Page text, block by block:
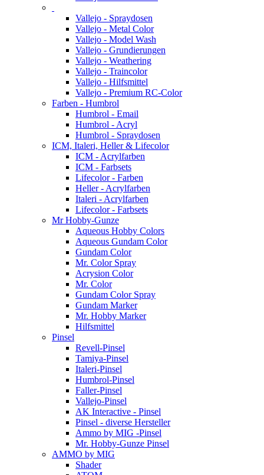
Vallejo - Spraydosen
Vallejo - Metal Color
Vallejo - Model Wash
Vallejo - Grundierungen
Vallejo - Weathering
Vallejo - Traincolor
Vallejo - Hilfsmittel
Vallejo - Premium RC-Color
Farben - Humbrol
Humbrol - Email
Humbrol - Acryl
Humbrol - Spraydosen
ICM, Italeri, Heller & Lifecolor
ICM - Acrylfarben
ICM - Farbsets
Lifecolor - Farben
Heller - Acrylfarben
Italeri - Acrylfarben
Lifecolor - Farbsets
Mr Hobby-Gunze
Aqueous Hobby Colors
Aqueous Gundam Color
Gundam Color
Mr. Color Spray
Acrysion Color
Mr. Color
Gundam Color Spray
Gundam Marker
Mr. Hobby Marker
Hilfsmittel
Pinsel
Revell-Pinsel
Tamiya-Pinsel
Italeri-Pinsel
Humbrol-Pinsel
Faller-Pinsel
Vallejo-Pinsel
AK Interactive - Pinsel
Pinsel - diverse Hersteller
Ammo by MIG -Pinsel
Mr. Hobby-Gunze Pinsel
AMMO by MIG
Shader